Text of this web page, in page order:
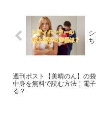
週刊ポスト【美晴のん】の
中身を無料で読む方法！電
る？